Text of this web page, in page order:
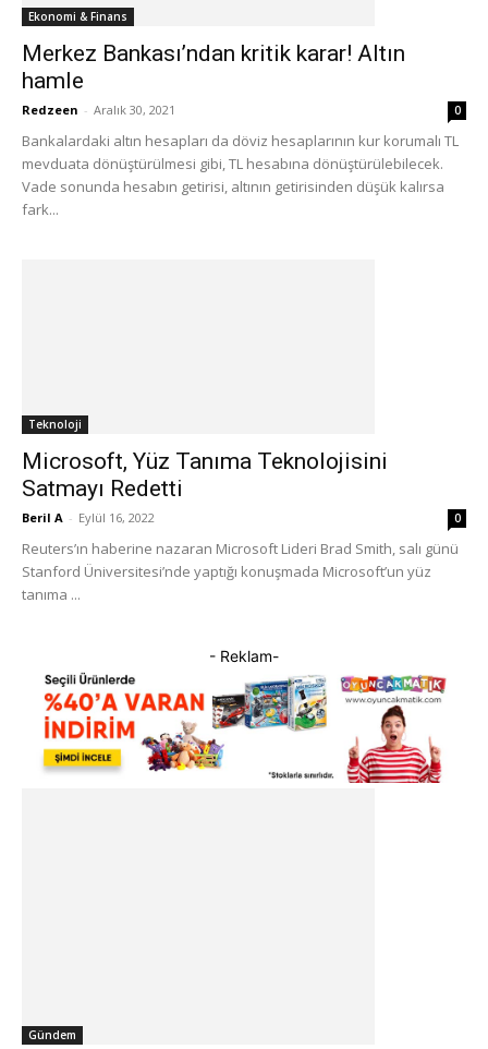
Ekonomi & Finans
Merkez Bankası’ndan kritik karar! Altın
hamle
Redzeen - Aralık 30, 2021 0
Bankalardaki altın hesapları da döviz hesaplarının kur korumalı TL
mevduata dönüştürülmesi gibi, TL hesabına dönüştürülebilecek.
Vade sonunda hesabın getirisi, altının getirisinden düşük kalırsa
fark...
Teknoloji
Microsoft, Yüz Tanıma Teknolojisini
Satmayı Redetti
Beril A - Eylül 16, 2022 0
Reuters’ın haberine nazaran Microsoft Lideri Brad Smith, salı günü
Stanford Üniversitesi’nde yaptığı konuşmada Microsoft’un yüz
tanıma ...
- Reklam-
Gündem